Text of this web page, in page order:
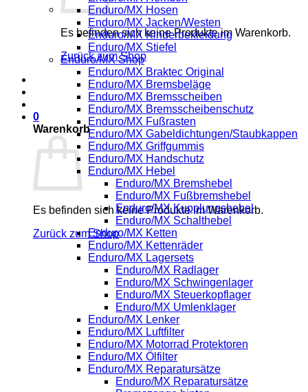
Es befinden sich keine Produkte im Warenkorb.
Zurück zum Shop
0
Warenkorb
Es befinden sich keine Produkte im Warenkorb.
Zurück zum Shop
Enduro/MX Hosen
Enduro/MX Jacken/Westen
Enduro/MX Kinderbekleidung
Enduro/MX Stiefel
Enduro/MX Shop
Enduro/MX Braktec Original
Enduro/MX Bremsbeläge
Enduro/MX Bremsscheiben
Enduro/MX Bremsscheibenschutz
Enduro/MX Fußrasten
Enduro/MX Gabeldichtungen/Staubkappen
Enduro/MX Griffgummis
Enduro/MX Handschutz
Enduro/MX Hebel
Enduro/MX Bremshebel
Enduro/MX Fußbremshebel
Enduro/MX Kupplungshebel
Enduro/MX Schalthebel
Enduro/MX Ketten
Enduro/MX Kettenräder
Enduro/MX Lagersets
Enduro/MX Radlager
Enduro/MX Schwingenlager
Enduro/MX Steuerkopflager
Enduro/MX Umlenklager
Enduro/MX Lenker
Enduro/MX Luftfilter
Enduro/MX Motorrad Protektoren
Enduro/MX Ölfilter
Enduro/MX Reparatursätze
Enduro/MX Reparatursätze